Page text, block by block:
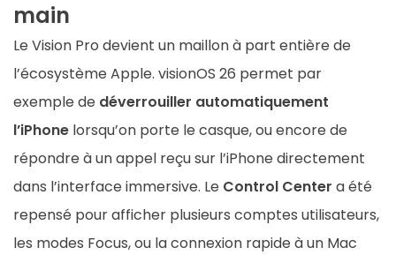
main
Le Vision Pro devient un maillon à part entière de
l’écosystème Apple. visionOS 26 permet par
exemple de déverrouiller automatiquement
l’iPhone lorsqu’on porte le casque, ou encore de
répondre à un appel reçu sur l’iPhone directement
dans l’interface immersive. Le Control Center a été
repensé pour afficher plusieurs comptes utilisateurs,
les modes Focus, ou la connexion rapide à un Mac